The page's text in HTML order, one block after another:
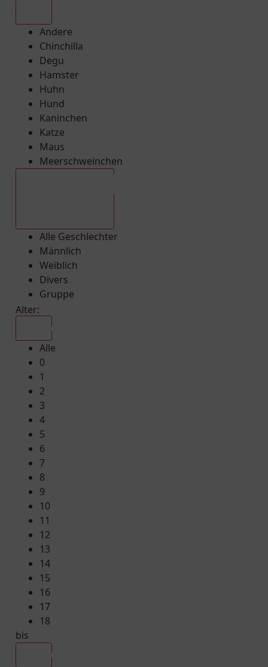
Andere
Chinchilla
Degu
Hamster
Huhn
Hund
Kaninchen
Katze
Maus
Meerschweinchen
Alle Geschlechter
Männlich
Weiblich
Divers
Gruppe
Alter:
Alle
0
1
2
3
4
5
6
7
8
9
10
11
12
13
14
15
16
17
18
bis